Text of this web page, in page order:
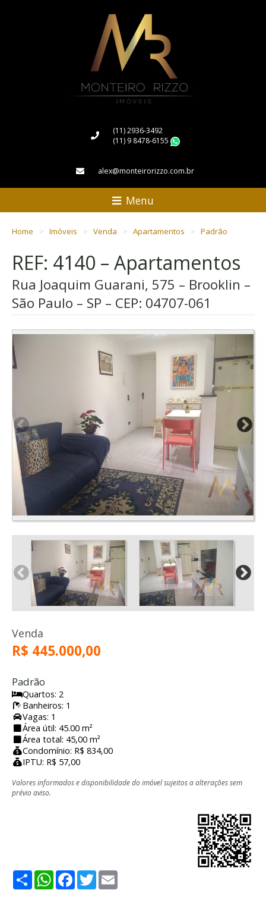
(11) 2936-3492
(11) 9 8478-6155
alex@monteirorizzo.com.br
Menu
Home Imóveis Venda Apartamentos Padrão
REF: 4140 – Apartamentos
Rua Joaquim Guarani, 575 – Brooklin –
São Paulo – SP – CEP: 04707-061
Venda
R$ 445.000,00
Padrão
Quartos: 2
Banheiros: 1
Vagas: 1
Área útil: 45.00 m²
Área total: 45,00 m²
Condomínio: R$ 834,00
IPTU: R$ 57,00
Valores informados e disponibilidade do imóvel sujeitos a alterações sem
prévio aviso.
ShareWhatsApp
Facebook
Twitter